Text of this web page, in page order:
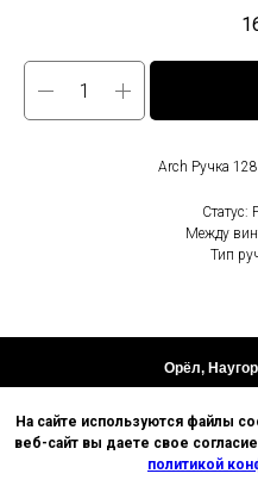
Arch Ручка
Статус:
Между
Тип
На сайте используются файлы
веб-сайт вы даете свое
политикой
Орёл,
+7-